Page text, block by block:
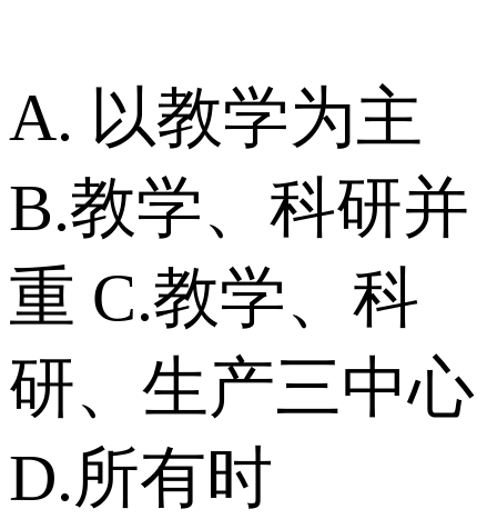
A. 以教学为主
B.教学、科研并
重 C.教学、科
研、生产三中心
D.所有时